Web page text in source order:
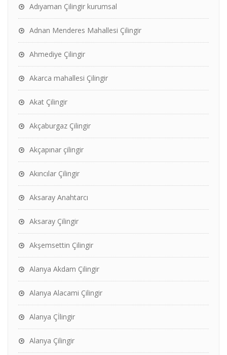
Adıyaman Çilingir kurumsal
Adnan Menderes Mahallesi Çilingir
Ahmediye Çilingir
Akarca mahallesi Çilingir
Akat Çilingir
Akçaburgaz Çilingir
Akçapınar çilingir
Akıncılar Çilingir
Aksaray Anahtarcı
Aksaray Çilingir
Akşemsettin Çilingir
Alanya Akdam Çilingir
Alanya Alacami Çilingir
Alanya Çİlingir
Alanya Çilingir